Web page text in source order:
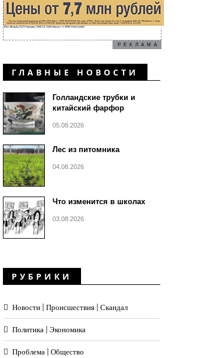
РЕКЛАМА
ГЛАВНЫЕ НОВОСТИ
Голландские трубки и
китайский фарфор
05.08.2026
Лес из питомника
04.08.2026
Что изменится в школах
03.08.2026
РУБРИКИ
Новости | Происшествия | Скандал
Политика | Экономика
Проблема | Общество